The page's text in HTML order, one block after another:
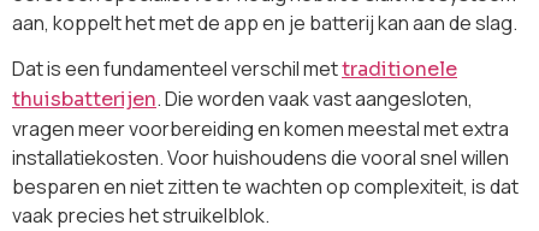
aan, koppelt het met de app en je batterij kan aan de slag.
Dat is een fundamenteel verschil mettraditionele
thuisbatterijen. Die worden vaak vast aangesloten,
vragen meer voorbereiding en komen meestal met extra
installatiekosten. Voor huishoudens die vooral snel willen
besparen en niet zitten te wachten op complexiteit, is dat
vaak precies het struikelblok.